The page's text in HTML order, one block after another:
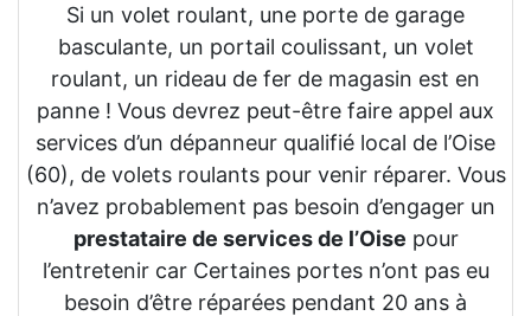
Si un volet roulant, une porte de garage
basculante, un portail coulissant, un volet
roulant, un rideau de fer de magasin est en
panne ! Vous devrez peut-être faire appel aux
services d’un dépanneur qualifié local de l’Oise
(60), de volets roulants pour venir réparer. Vous
n’avez probablement pas besoin d’engager un
prestataire de services de l’Oise pour
l’entretenir car Certaines portes n’ont pas eu
besoin d’être réparées pendant 20 ans à